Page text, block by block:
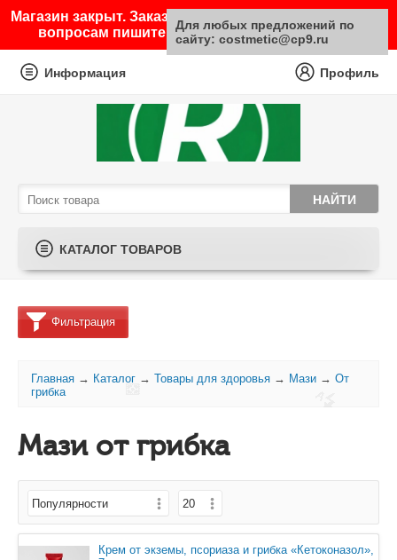
Магазин закрыт. Заказы не принимаются. По любым
вопросам пишите на почту sale@costmetic.ru
Информация Профиль
КАТАЛОГ ТОВАРОВ
Фильтрация
Главная → Каталог → Товары для здоровья → Мази → От
грибка
Мази от грибка
Крем от экземы, псориаза и грибка «Кетоконазол»,
Для любых предложений по
сайту: costmetic@cp9.ru